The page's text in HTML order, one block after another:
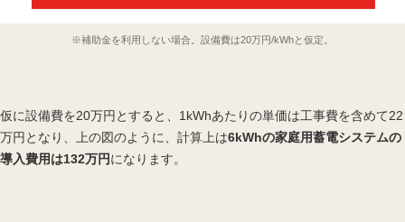
※補助金を利用しない場合。設備費は20万円/kWhと仮定。
仮に設備費を20万円とすると、1kWhあたりの単価は工事費を含めて22
万円となり、上の図のように、計算上は6kWhの家庭用蓄電システムの
導入費用は132万円になります。